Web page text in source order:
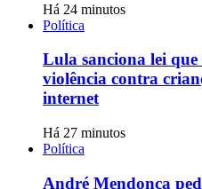
Há 24 minutos
Política
Lula sanciona lei
violência contra
internet
Há 27 minutos
Política
André Mendonça